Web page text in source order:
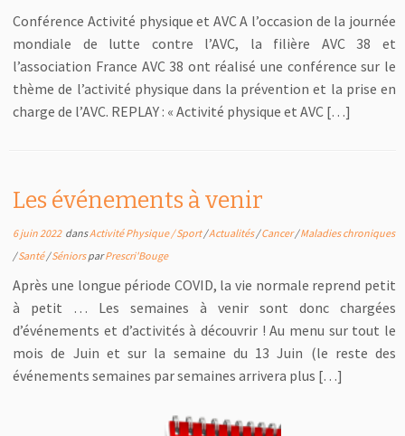
Conférence Activité physique et AVC A l’occasion de la journée
mondiale de lutte contre l’AVC, la filière AVC 38 et
l’association France AVC 38 ont réalisé une conférence sur le
thème de l’activité physique dans la prévention et la prise en
charge de l’AVC. REPLAY : « Activité physique et AVC […]
Les événements à venir
6 juin 2022dansActivité Physique / Sport/Actualités/Cancer/Maladies chroniques
/Santé/SéniorsparPrescri'Bouge
Après une longue période COVID, la vie normale reprend petit
à petit … Les semaines à venir sont donc chargées
d’événements et d’activités à découvrir ! Au menu sur tout le
mois de Juin et sur la semaine du 13 Juin (le reste des
événements semaines par semaines arrivera plus […]